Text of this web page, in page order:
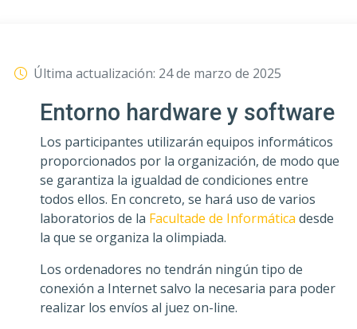
Última actualización: 24 de marzo de 2025
Entorno hardware y software
Los participantes utilizarán equipos informáticos
proporcionados por la organización, de modo que
se garantiza la igualdad de condiciones entre
todos ellos. En concreto, se hará uso de varios
laboratorios de la Facultade de Informática desde
la que se organiza la olimpiada.
Los ordenadores no tendrán ningún tipo de
conexión a Internet salvo la necesaria para poder
realizar los envíos al juez on-line.